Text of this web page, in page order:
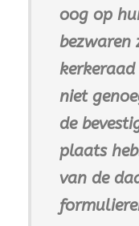
oog op
bezwaren
kerkeraad
niet
de
plaats
van de